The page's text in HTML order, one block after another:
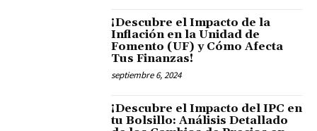
¡Descubre el Impacto de la
Inflación en la Unidad de
Fomento (UF) y Cómo Afecta
Tus Finanzas!
septiembre 6, 2024
¡Descubre el Impacto del IPC en
tu Bolsillo: Análisis Detallado